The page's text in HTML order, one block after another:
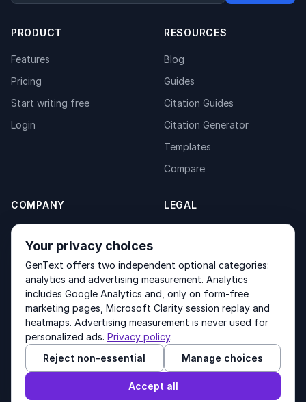
PRODUCT
Features
Pricing
Start writing free
Login
RESOURCES
Blog
Guides
Citation Guides
Citation Generator
Templates
Compare
COMPANY
About
Contact
Products
LEGAL
Terms of Service
Other products by GenText Group:LexDraft· MentalNote
© 2026 GenText Group Inc. All rights reserved.
Your privacy choices
GenText offers two independent optional categories:
analytics and advertising measurement. Analytics
includes Google Analytics and, only on form-free
marketing pages, Microsoft Clarity session replay and
heatmaps. Advertising measurement is never used for
personalized ads. Privacy policy.
Reject non-essential
Manage choices
Accept all